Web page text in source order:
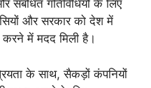
संबंधित गतिविधियों के लिए
और सरकार को देश में
में मदद मिली है।
के साथ, सैकड़ों कंपनियों